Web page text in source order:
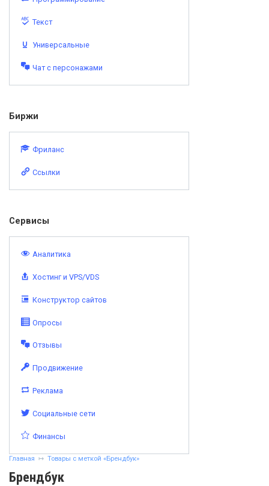
Главная Товары с меткой «Брендбук»
Брендбук
Текст
Универсальные
Чат с персонажами
Биржи
Фриланс
Ссылки
Сервисы
Аналитика
Хостинг и VPS/VDS
Конструктор сайтов
Опросы
Отзывы
Продвижение
Реклама
Социальные сети
Финансы